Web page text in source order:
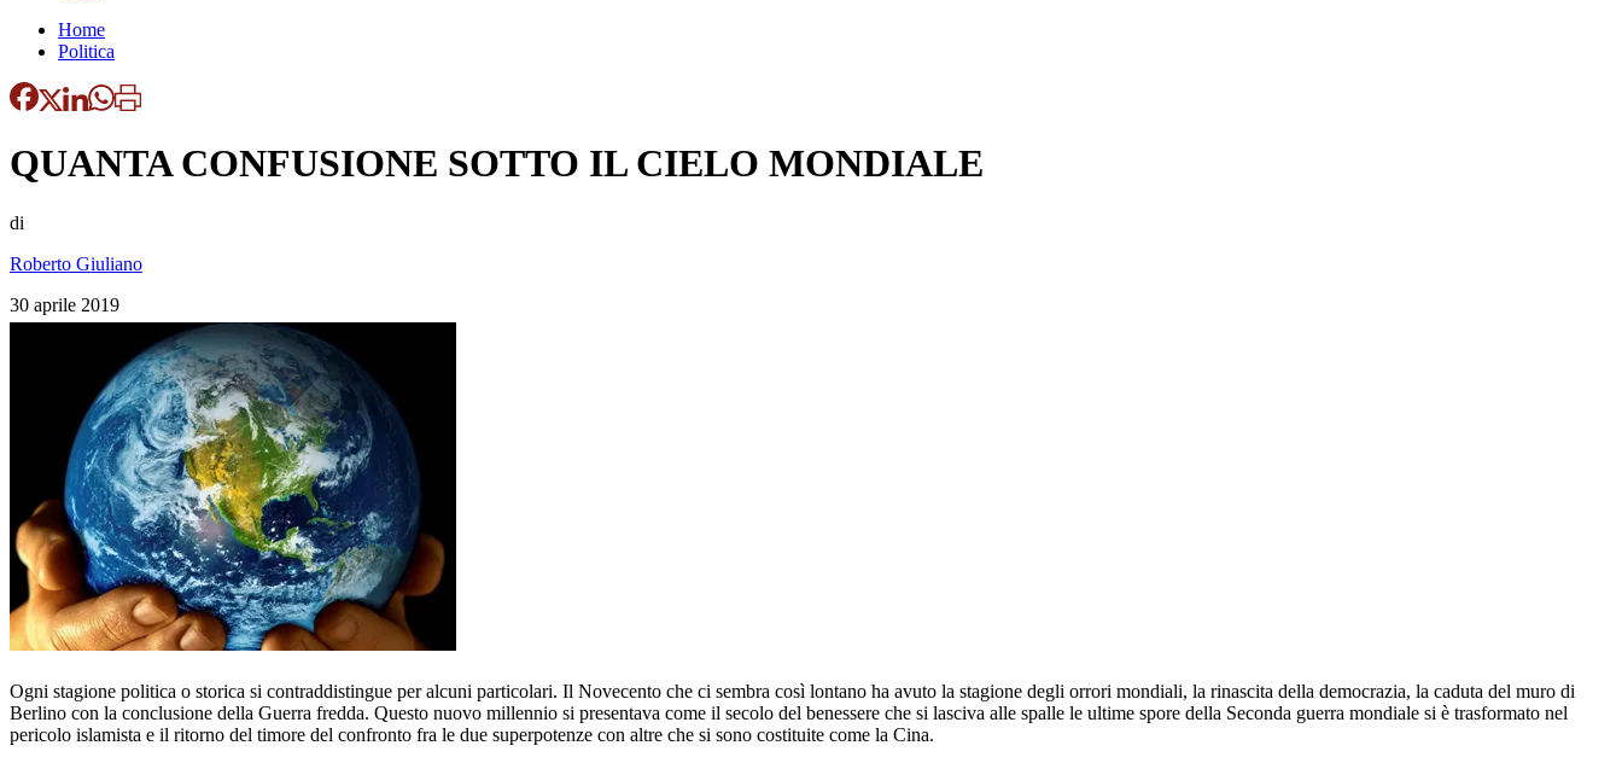
Home
Politica
QUANTA CONFUSIONE SOTTO IL CIELO MONDIALE
di
Roberto Giuliano
30 aprile 2019
Ogni stagione politica o storica si contraddistingue per alcuni particolari. Il Novecento che ci sembra così lontano ha avuto la stagione degli orrori mondiali, la rinascita della democrazia, la caduta del muro di
Berlino con la conclusione della Guerra fredda. Questo nuovo millennio si presentava come il secolo del benessere che si lasciva alle spalle le ultime spore della Seconda guerra mondiale si è trasformato nel
pericolo islamista e il ritorno del timore del confronto fra le due superpotenze con altre che si sono costituite come la Cina.